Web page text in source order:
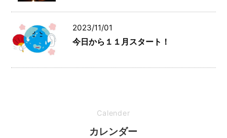
2023/11/01
今日から１１月スタート！
Calender
カレンダー